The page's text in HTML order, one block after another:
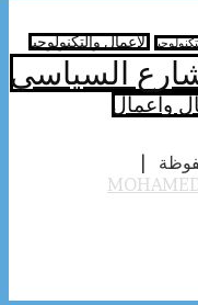
الأعمال والتكنولوجيا
السياسي
واعمال